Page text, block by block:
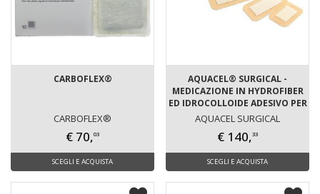
CARBOFLEX®
CARBOFLEX®
€ 70,03
SCEGLI E ACQUISTA
AQUACEL® SURGICAL -
MEDICAZIONE IN HYDROFIBER
ED IDROCOLLOIDE ADESIVO PER
FERITA CHILURGICA
AQUACEL SURGICAL
€ 140,33
SCEGLI E ACQUISTA